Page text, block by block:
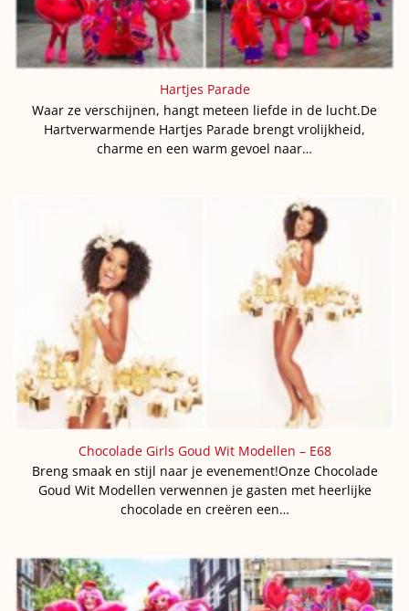
Hartjes Parade
Waar ze verschijnen, hangt meteen liefde in de lucht.De
Hartverwarmende Hartjes Parade brengt vrolijkheid,
charme en een warm gevoel naar…
Chocolade Girls Goud Wit Modellen – E68
Breng smaak en stijl naar je evenement!Onze Chocolade
Goud Wit Modellen verwennen je gasten met heerlijke
chocolade en creëren een…